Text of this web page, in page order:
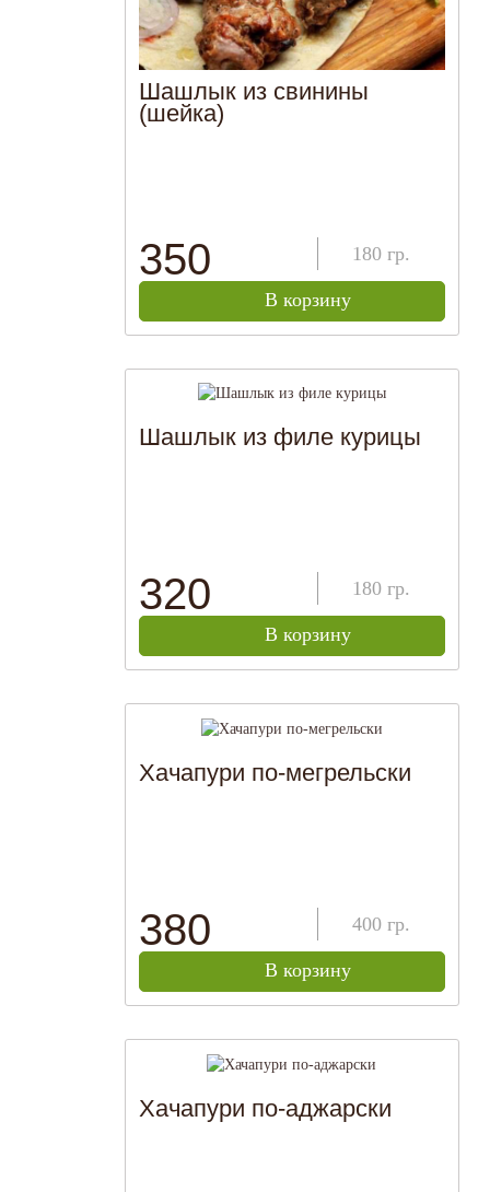
Шашлык из свинины
(шейка)
350 180 гр.
В корзину
Шашлык из филе курицы
320 180 гр.
В корзину
Хачапури по-мегрельски
380 400 гр.
В корзину
Хачапури по-аджарски